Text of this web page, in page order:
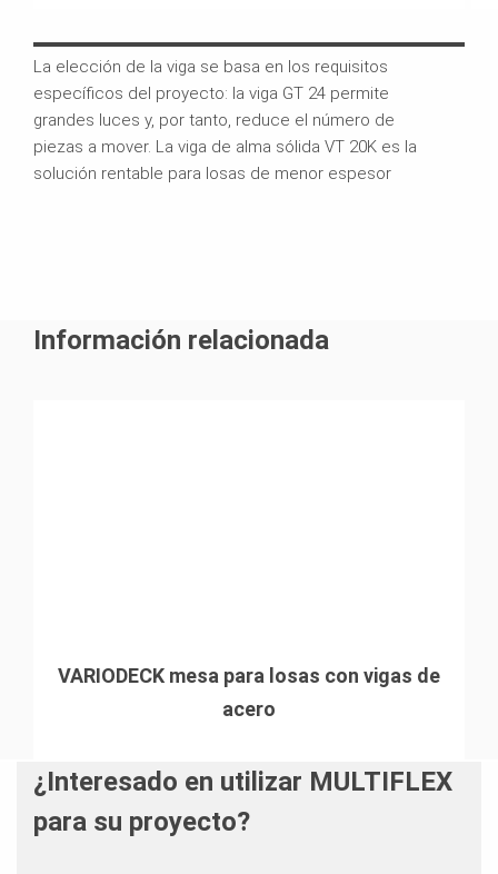
La elección de la viga se basa en los requisitos
específicos del proyecto: la viga GT 24 permite
grandes luces y, por tanto, reduce el número de
piezas a mover. La viga de alma sólida VT 20K es la
solución rentable para losas de menor espesor
Información relacionada
VARIODECK mesa para losas con vigas de
acero
¿Interesado en utilizar MULTIFLEX
para su proyecto?